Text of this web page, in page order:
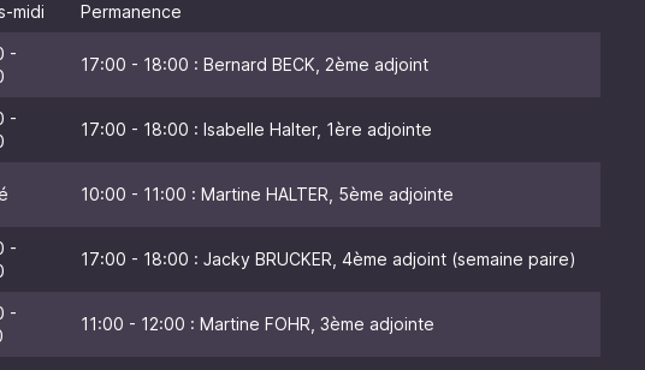
midi Permanence
-
17:00 - 18:00 : Bernard BECK, 2ème adjoint
-
17:00 - 18:00 : Isabelle Halter, 1ère adjointe
10:00 - 11:00 : Martine HALTER, 5ème adjointe
-
17:00 - 18:00 : Jacky BRUCKER, 4ème adjoint (semaine paire)
-
11:00 - 12:00 : Martine FOHR, 3ème adjointe